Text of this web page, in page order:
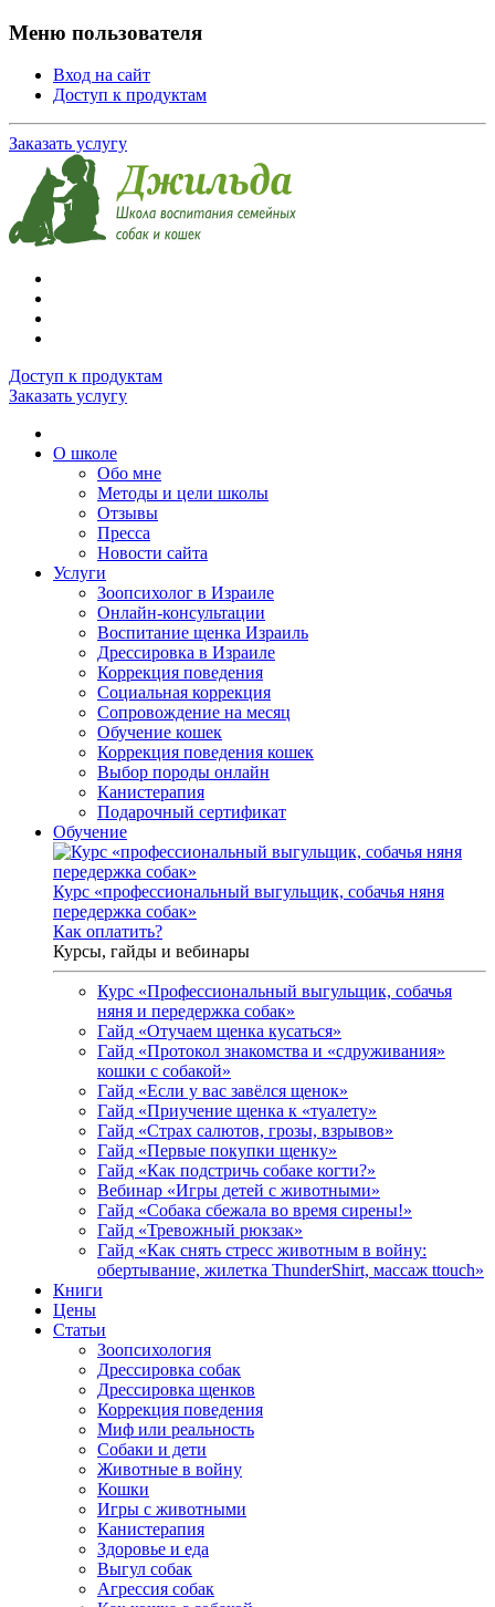
Меню пользователя
Вход на сайт
Доступ к продуктам
Заказать услугу
Доступ к продуктам
Заказать услугу
О школе
Обо мне
Методы и цели школы
Отзывы
Пресса
Новости сайта
Услуги
Зоопсихолог в Израиле
Онлайн-консультации
Воспитание щенка Израиль
Дрессировка в Израиле
Коррекция поведения
Социальная коррекция
Сопровождение на месяц
Обучение кошек
Коррекция поведения кошек
Выбор породы онлайн
Канистерапия
Подарочный сертификат
Обучение
Курс «профессиональный выгульщик, собачья няня
передержка собак»
Как оплатить?
Курсы, гайды и вебинары
Курс «Профессиональный выгульщик, собачья
няня и передержка собак»
Гайд «Отучаем щенка кусаться»
Гайд «Протокол знакомства и «сдруживания»
кошки с собакой»
Гайд «Если у вас завёлся щенок»
Гайд «Приучение щенка к «туалету»
Гайд «Страх салютов, грозы, взрывов»
Гайд «Первые покупки щенку»
Гайд «Как подстричь собаке когти?»
Вебинар «Игры детей с животными»
Гайд «Собака сбежала во время сирены!»
Гайд «Тревожный рюкзак»
Гайд «Как снять стресс животным в войну:
обертывание, жилетка ThunderShirt, массаж ttouch»
Книги
Цены
Статьи
Зоопсихология
Дрессировка собак
Дрессировка щенков
Коррекция поведения
Миф или реальность
Собаки и дети
Животные в войну
Кошки
Игры с животными
Канистерапия
Здоровье и еда
Выгул собак
Агрессия собак